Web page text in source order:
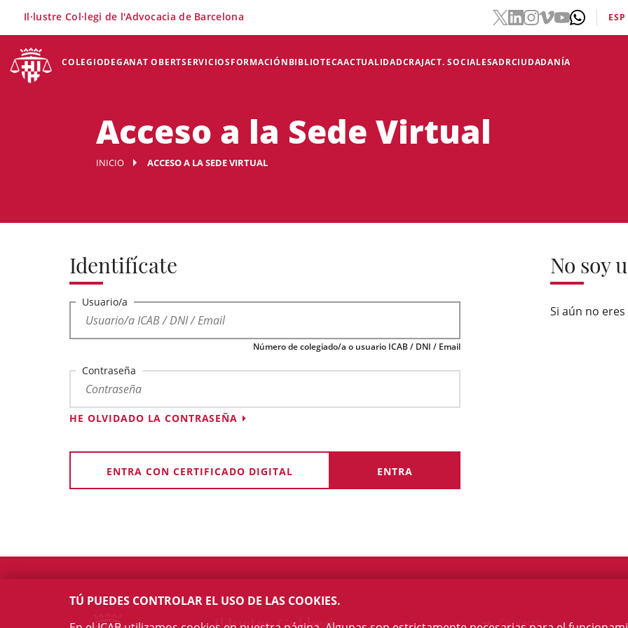
COLEGIODEGANAT OBERTSERVICIOSFORMACIÓNBIBLIOTECAACTUALIDADCRAJACT. SOCIALESADRCIUDADANÍA
Il·lustre Col·legi de l'Advocacia de Barcelona ESP
Acceso a la Sede Virtual
INICIO ACCESO A LA SEDE VIRTUAL
Identifícate
Usuario/a
Número de colegiado/a o usuario ICAB / DNI / Email
Contraseña
HE OLVIDADO LA CONTRASEÑA
ENTRA CON CERTIFICADO DIGITAL
No soy
Si aún no
Contacto
TÚ PUEDES CONTROLAR EL USO DE LAS COOKIES.